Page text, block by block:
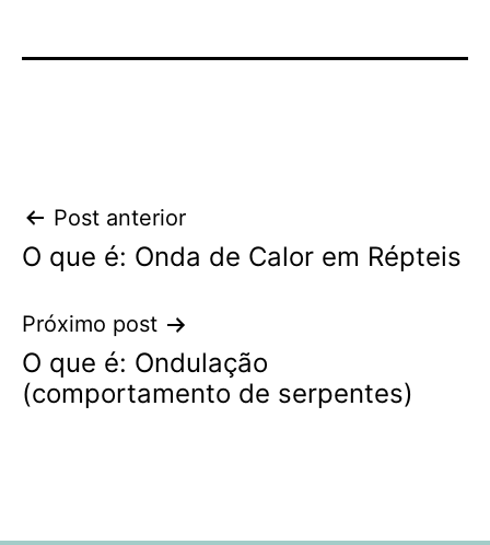
Navegação
de
Post
Post anterior
O que é: Onda de Calor em Répteis
Próximo post
O que é: Ondulação
(comportamento de serpentes)